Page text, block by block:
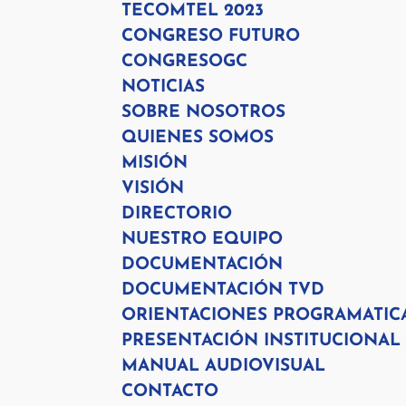
TECOMTEL 2023
CONGRESO FUTURO
CONGRESOGC
NOTICIAS
SOBRE NOSOTROS
QUIENES SOMOS
MISIÓN
VISIÓN
DIRECTORIO
NUESTRO EQUIPO
DOCUMENTACIÓN
DOCUMENTACIÓN TVD
ORIENTACIONES
PRESENTACIÓN INSTITUCIONAL
MANUAL AUDIOVISUAL
CONTACTO